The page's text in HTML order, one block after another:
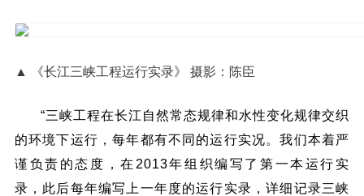
▲ 《长江三峡工程运行实录》 摄影：陈臣
“三峡工程在长江自然常态规律和水性变化规律交织
的环境下运行，每年都有不同的运行实况。我们本着严
谨负责的态度，在2013年组织编写了第一本运行实
录，此后每年编写上一年度的运行实录，详细记录三峡